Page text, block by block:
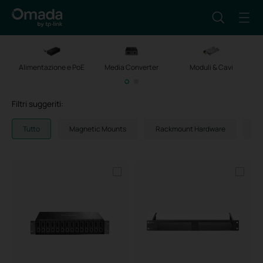
Alimentazione e PoE Media Converter Moduli & Cavi
Filtri suggeriti:
Tutto Magnetic Mounts Rackmount Hardware